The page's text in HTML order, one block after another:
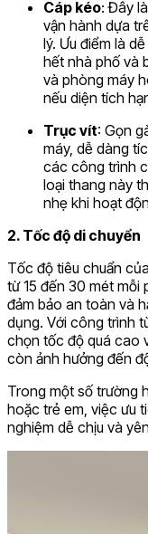
Cáp kéo: Đây
vận hành dựa
lý. Ưu điểm là
hết nhà phố và
và phòng máy
nếu diện tích
Trục vít: Gọn
máy, dễ dàng
các công trình
loại thang này
nhẹ khi hoạt
2. Tốc độ di chuyển
Tốc độ tiêu chuẩn
từ 15 đến 30 mét mỗi
đảm bảo an toàn và
dụng. Với công trình
chọn tốc độ quá cao
còn ảnh hưởng đến
Trong một số trường
hoặc trẻ em, việc ưu
nghiệm dễ chịu và